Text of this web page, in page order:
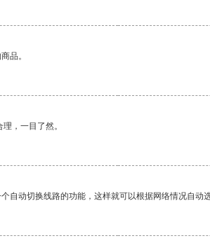
品。
，一目了然。
动切换线路的功能，这样就可以根据网络情况自动